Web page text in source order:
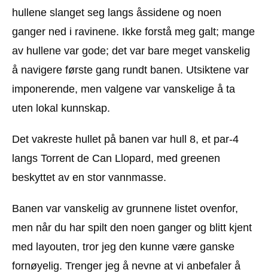
hullene slanget seg langs åssidene og noen
ganger ned i ravinene. Ikke forstå meg galt; mange
av hullene var gode; det var bare meget vanskelig
å navigere første gang rundt banen. Utsiktene var
imponerende, men valgene var vanskelige å ta
uten lokal kunnskap.
Det vakreste hullet på banen var hull 8, et par-4
langs Torrent de Can Llopard, med greenen
beskyttet av en stor vannmasse.
Banen var vanskelig av grunnene listet ovenfor,
men når du har spilt den noen ganger og blitt kjent
med layouten, tror jeg den kunne være ganske
fornøyelig. Trenger jeg å nevne at vi anbefaler å